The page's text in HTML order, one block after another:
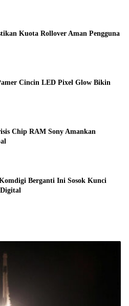
Kuota Rollover Aman Pengguna
Cincin LED Pixel Glow Bikin
Chip RAM Sony Amankan
Berganti Ini Sosok Kunci